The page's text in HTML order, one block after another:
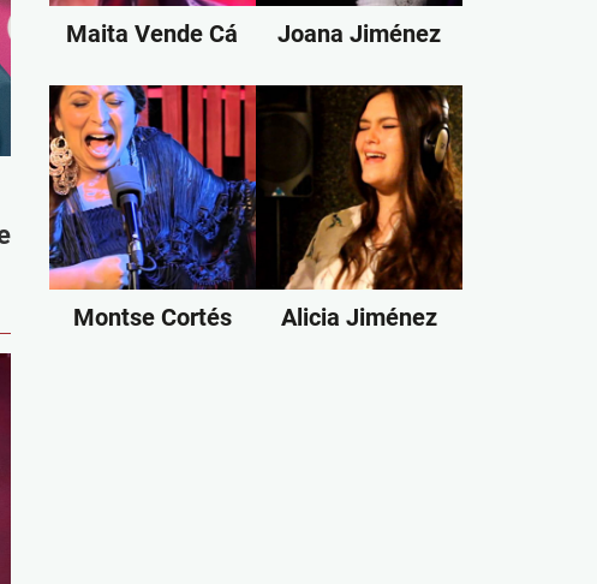
Maita Vende Cá Joana Jiménez
Montse Cortés Alicia Jiménez